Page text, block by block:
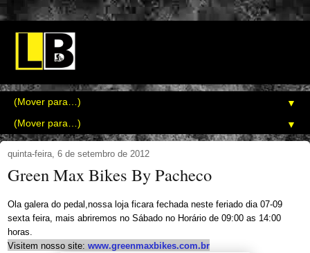
▼
▼
quinta-feira, 6 de setembro de 2012
Green Max Bikes By Pacheco
Ola galera do pedal,nossa loja ficara fechada neste feriado dia 07-09
sexta feira, mais abriremos no Sábado no Horário de 09:00 as 14:00
horas.
Visitem nosso site: www.greenmaxbikes.com.br